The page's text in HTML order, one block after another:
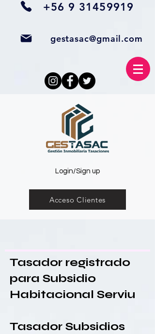
+56 9 31459919
gestasac@gmail.com
Login/Sign up
Acceso Clientes
Tasador registrado
para Subsidio
Habitacional Serviu
Tasador Subsidios